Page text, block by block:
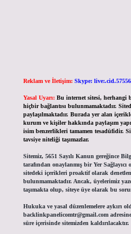
Reklam ve İletişim: Skype:
Yasal Uyarı: Bu internet sitesi, herhangi
hiçbir bağlantısı bulunmamaktadır.
paylaşılmaktadır. Burada yer alan
kurum ve kişiler hakkında paylaşım
isim benzerlikleri tamamen tesadüfidir.
tavsiye niteliği taşımazlar.
Sitemiz, 5651 Sayılı Kanun gereğince
tarafından onaylanmış bir Yer
sitedeki içerikleri proaktif olarak
bulunmamaktadır. Ancak, üyelerimiz
taşımakta olup, siteye üye olarak bu
Hukuka ve yasal düzenlemelere aykırı
backlinkpanelicomtr@gmail.com
süre içerisinde sitemizden kaldırılacaktır.